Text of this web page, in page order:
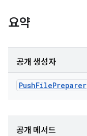
요약
공개 생성자
PushFilePreparer
공개 메서드